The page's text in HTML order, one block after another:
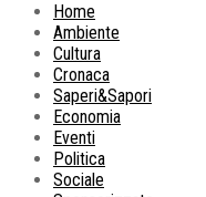
Home
Ambiente
Cultura
Cronaca
Saperi&Sapori
Economia
Eventi
Politica
Sociale